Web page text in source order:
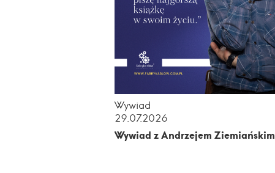
Wywiad
29.07.2026
Wywiad z Andrzejem Ziemiańskim